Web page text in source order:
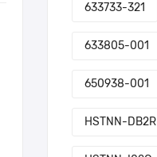
633733-321
633805-001
650938-001
HSTNN-DB2R